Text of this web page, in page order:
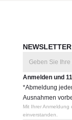
Anmelden und
*Abmeldung
Ausnahmen
Mit Ihrer Anmeldung
einverstanden.